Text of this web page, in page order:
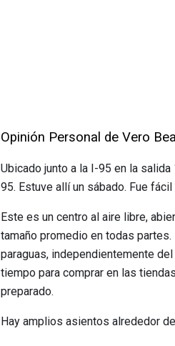
Opinión Personal de Vero
Ubicado junto a la I-95 en la
95. Estuve allí un sábado. Fue
Este es un centro al aire libre,
tamaño promedio en todas
paraguas, independientemente
tiempo para comprar en las
preparado.
Hay amplios asientos alrededor